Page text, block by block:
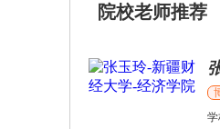
院校老师推荐
学